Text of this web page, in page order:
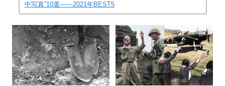
中写真”10選――2021年BEST5